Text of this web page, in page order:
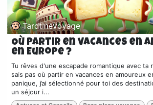
TardtineVoyage
Où partir en vacances en
en Europe ?
Tu rêves d'une escapade romantique avec ta
sais pas où partir en vacances en amoureux
panique, j’ai sélectionné pour toi des
un séjour i...